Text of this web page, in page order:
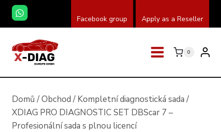
Přeskočit
Facebook group Apply as a Reseller
0
Domů /Obchod / Kompletní diagnostická sada /
XDIAG PRO DIAGNOSTIC SET DBScar 7 –
Profesionální sada s plnou licencí